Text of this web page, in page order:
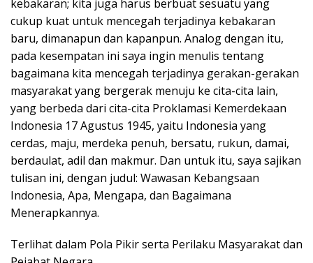
kebakaran; kita juga harus berbuat sesuatu yang
cukup kuat untuk mencegah terjadinya kebakaran
baru, dimanapun dan kapanpun. Analog dengan itu,
pada kesempatan ini saya ingin menulis tentang
bagaimana kita mencegah terjadinya gerakan-gerakan
masyarakat yang bergerak menuju ke cita-cita lain,
yang berbeda dari cita-cita Proklamasi Kemerdekaan
Indonesia 17 Agustus 1945, yaitu Indonesia yang
cerdas, maju, merdeka penuh, bersatu, rukun, damai,
berdaulat, adil dan makmur. Dan untuk itu, saya sajikan
tulisan ini, dengan judul: Wawasan Kebangsaan
Indonesia, Apa, Mengapa, dan Bagaimana
Menerapkannya.
Terlihat dalam Pola Pikir serta Perilaku Masyarakat dan